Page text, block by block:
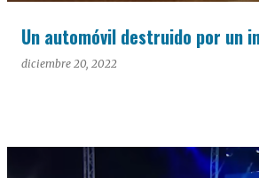
Un automóvil destruido por un
diciembre 20, 2022